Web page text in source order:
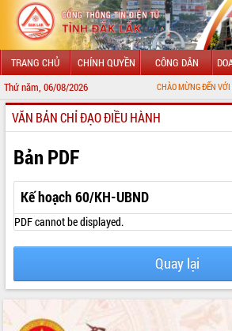
TRANG CHỦ CHÍNH QUYỀN CÔNG DÂN
Thứ năm, 06/08/2026 CHÀO MỪNG ĐẾN VỚI CỔNG
GIỚI THIỆU
LÃNH ĐẠO UBND TỈNH
TIN TỨC SỰ KIỆN
SỞ, BAN, NGÀNH
UBND CÁC XÃ, PHƯỜNG
THÔNG TIN CHỈ ĐẠO ĐIỀU HÀNH
VĂN BẢN CHỈ ĐẠO ĐIỀU HÀNH
Bản PDF
Kế hoạch 60/KH-UBND
PDF cannot be displayed.
Quay lại